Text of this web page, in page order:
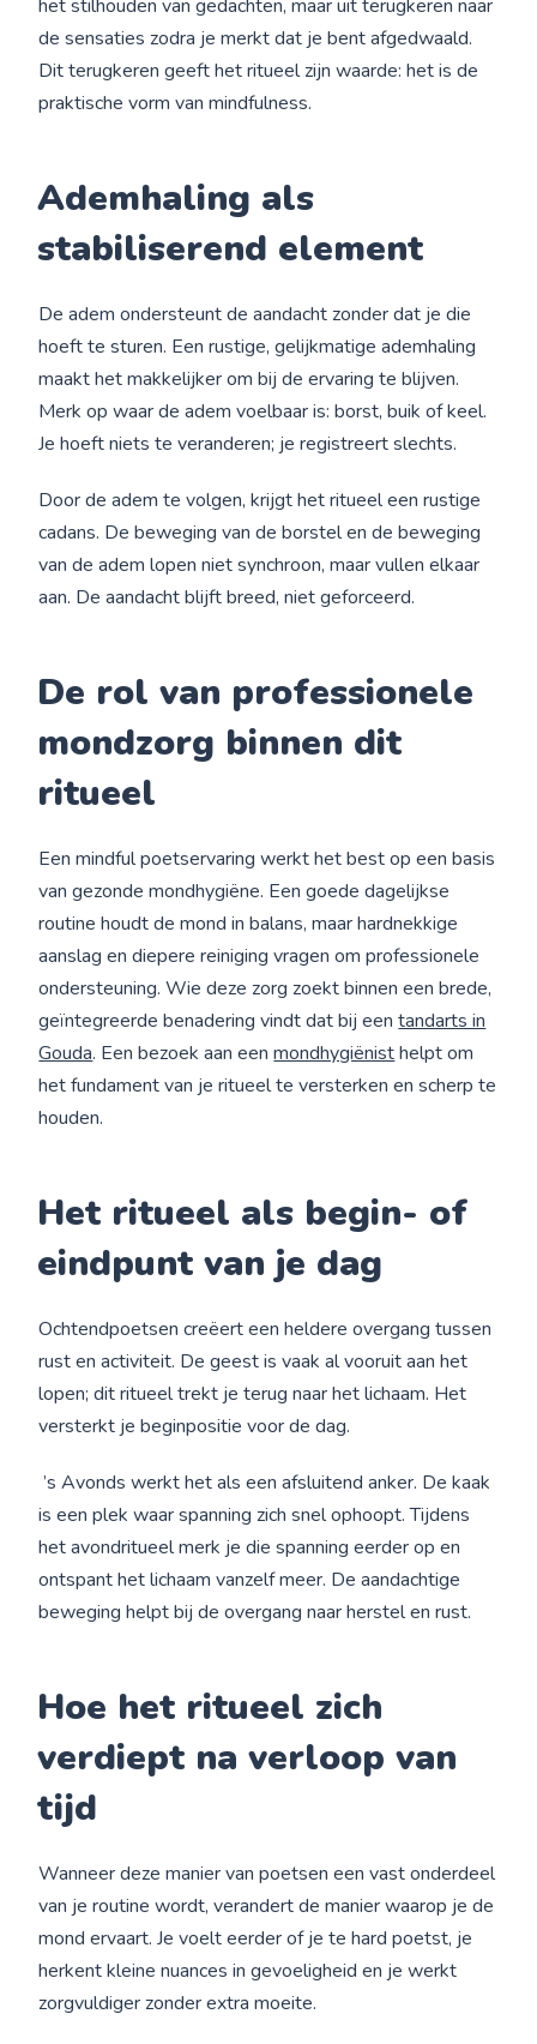
het stilhouden van gedachten, maar uit terugkeren naar
de sensaties zodra je merkt dat je bent afgedwaald.
Dit terugkeren geeft het ritueel zijn waarde: het is de
praktische vorm van mindfulness.
Ademhaling als
stabiliserend element
De adem ondersteunt de aandacht zonder dat je die
hoeft te sturen. Een rustige, gelijkmatige ademhaling
maakt het makkelijker om bij de ervaring te blijven.
Merk op waar de adem voelbaar is: borst, buik of keel.
Je hoeft niets te veranderen; je registreert slechts.
Door de adem te volgen, krijgt het ritueel een rustige
cadans. De beweging van de borstel en de beweging
van de adem lopen niet synchroon, maar vullen elkaar
aan. De aandacht blijft breed, niet geforceerd.
De rol van professionele
mondzorg binnen dit
ritueel
Een mindful poetservaring werkt het best op een basis
van gezonde mondhygiëne. Een goede dagelijkse
routine houdt de mond in balans, maar hardnekkige
aanslag en diepere reiniging vragen om professionele
ondersteuning. Wie deze zorg zoekt binnen een brede,
geïntegreerde benadering vindt dat bij eentandarts in
Gouda. Een bezoek aan eenmondhygiënisthelpt om
het fundament van je ritueel te versterken en scherp te
houden.
Het ritueel als begin- of
eindpunt van je dag
Ochtendpoetsen creëert een heldere overgang tussen
rust en activiteit. De geest is vaak al vooruit aan het
lopen; dit ritueel trekt je terug naar het lichaam. Het
versterkt je beginpositie voor de dag.
’s Avonds werkt het als een afsluitend anker. De kaak
is een plek waar spanning zich snel ophoopt. Tijdens
het avondritueel merk je die spanning eerder op en
ontspant het lichaam vanzelf meer. De aandachtige
beweging helpt bij de overgang naar herstel en rust.
Hoe het ritueel zich
verdiept na verloop van
tijd
Wanneer deze manier van poetsen een vast onderdeel
van je routine wordt, verandert de manier waarop je de
mond ervaart. Je voelt eerder of je te hard poetst, je
herkent kleine nuances in gevoeligheid en je werkt
zorgvuldiger zonder extra moeite.